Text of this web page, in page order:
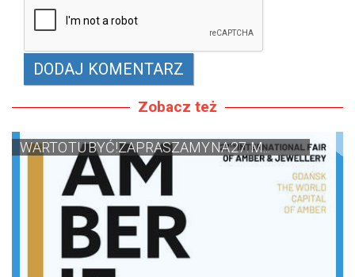
Zobacz też
WARTO TU BYĆ!ZAPRASZAMY NA 27. M...